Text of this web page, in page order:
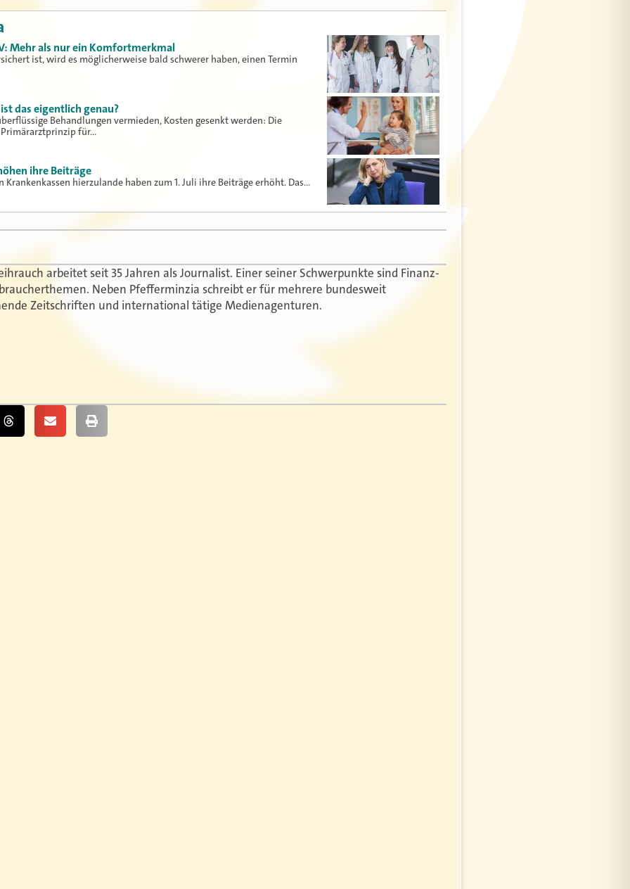
Mehr als nur ein Komfortmerkmal
ist, wird es möglicherweise bald schwerer haben, einen Termin
das eigentlich genau?
Behandlungen vermieden, Kosten gesenkt werden: Die
für…
ihre Beiträge
hierzulande haben zum 1. Juli ihre Beiträge erhöht. Das…
arbeitet seit 35 Jahren als Journalist. Einer seiner Schwerpunkte sind Finanz-
Neben Pfefferminzia schreibt er für mehrere bundesweit
Zeitschriften und international tätige Medienagenturen.